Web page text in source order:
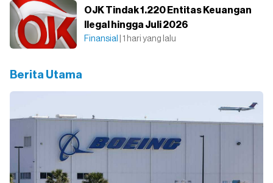
OJK Tindak 1.220 Entitas Keuangan
Ilegal hingga Juli 2026
Finansial | 1 hari yang lalu
Berita Utama